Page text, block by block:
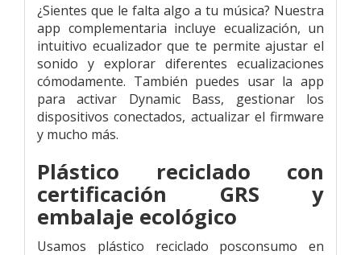
¿Sientes que le falta algo a tu música? Nuestra
app complementaria incluye ecualización, un
intuitivo ecualizador que te permite ajustar el
sonido y explorar diferentes ecualizaciones
cómodamente. También puedes usar la app
para activar Dynamic Bass, gestionar los
dispositivos conectados, actualizar el firmware
y mucho más.
Plástico reciclado con
certificación GRS y
embalaje ecológico
Usamos plástico reciclado posconsumo en